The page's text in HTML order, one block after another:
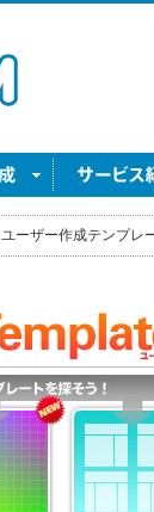
ユーザー作成テンプレ